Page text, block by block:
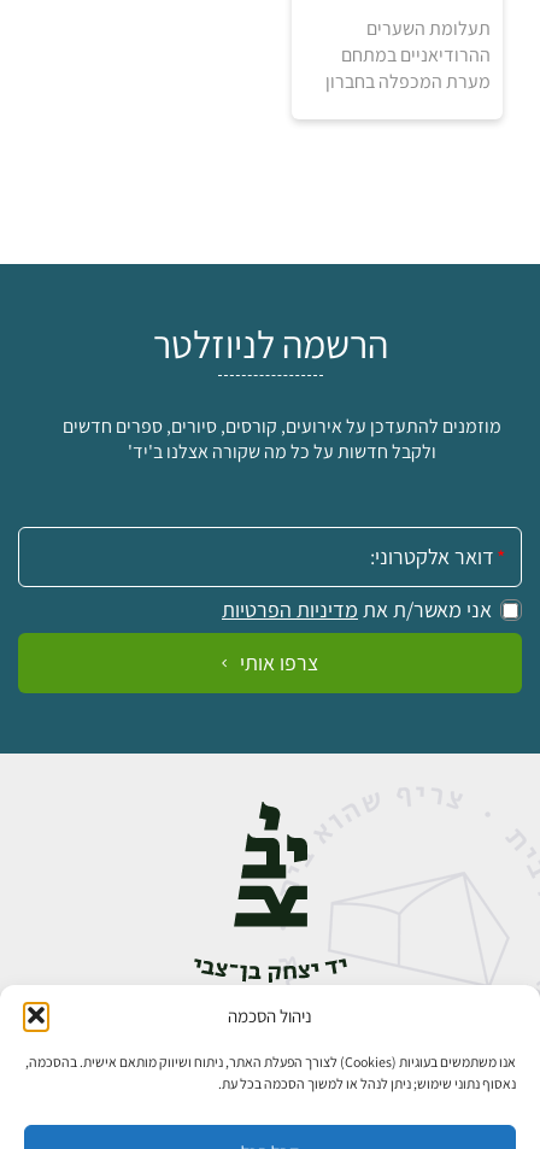
ניהול הסכמה
אנו משתמשים בעוגיות (Cookies) לצורך הפעלת האתר, ניתוח ושיווק מותאם אישית. בהסכמה,
נאסוף נתוני שימוש; ניתן לנהל או למשוך הסכמה בכל עת.
למידע ולרכישה
תעלומת השערים
ההרודיאניים במתחם
מערת המכפלה בחברון
הרשמה לניוזלטר
מוזמנים להתעדכן על אירועים, קורסים, סיורים, ספרים חדשים
ולקבל חדשות על כל מה שקורה אצלנו ב'יד'
אימייל:
אני מאשר/ת את מדיניות הפרטיות
צרפו אותי
אבן גבירול 14, רחביה, ירושלים